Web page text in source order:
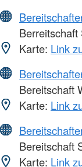
Berreitschaft
Karte: Link
Bereitschaft
Karte: Link
Bereitschaft
Karte: Link